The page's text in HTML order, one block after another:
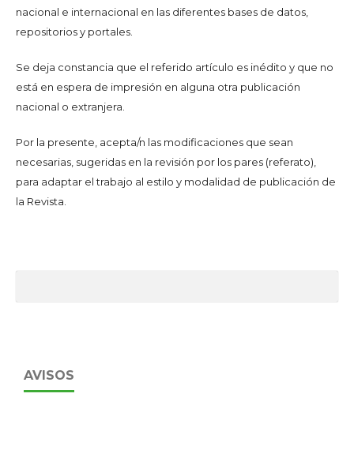
nacional e internacional en las diferentes bases de datos,
repositorios y portales.
Se deja constancia que el referido artículo es inédito y que no
está en espera de impresión en alguna otra publicación
nacional o extranjera.
Por la presente, acepta/n las modificaciones que sean
necesarias, sugeridas en la revisión por los pares (referato),
para adaptar el trabajo al estilo y modalidad de publicación de
la Revista.
AVISOS